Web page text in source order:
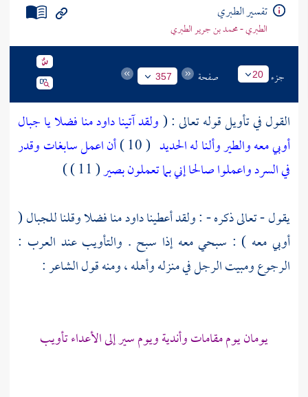
تفسير الطبري
الطبري - محمد بن جرير الطبري
جزء 20 صفحة 357
القول في تأويل قوله تعالى : (ولقد آتينا داود منا فضلا يا جبال
أوبي معه والطير وألنا له الحديد ( 10 )
أن اعمل سابغات وقدر
في السرد واعملوا صالحا إني بما تعملون بصير( 11 ) )
يقول - تعالى ذكره - : ولقد أعطيناداودمنا فضلا وقلنا للجبال (
أوبي معه ) : سبحي معه إذا سبح . والتأويب عند العرب :
الرجوع ومبيت الرجل في منزله وأهله ، ومنه قول الشاعر :
يومان يوم مقامات وأندية ويوم سير إلى الأعداء تأويب